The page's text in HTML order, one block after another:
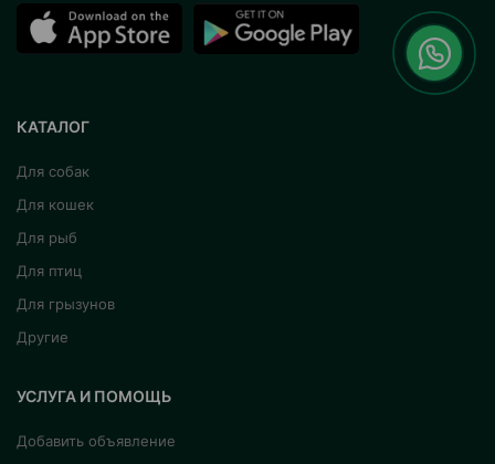
КАТАЛОГ
Для собак
Для кошек
Для рыб
Для птиц
Для грызунов
Другие
УСЛУГА И ПОМОЩЬ
Добавить объявление